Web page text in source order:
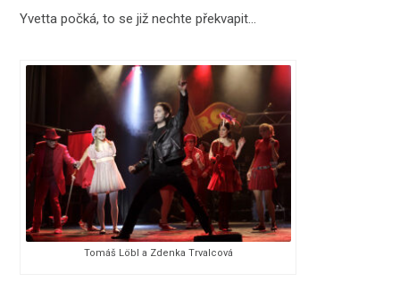
Yvetta počká, to se již nechte překvapit…
Tomáš Löbl a Zdenka Trvalcová